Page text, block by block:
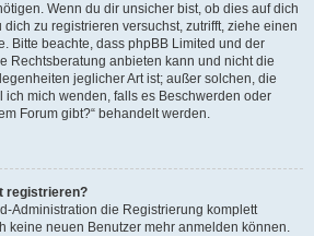
Wenn du dir unsicher bist, ob dies auf dich
zu registrieren versuchst, zutrifft, ziehe einen
Bitte beachte, dass phpBB Limited und der
Rechtsberatung anbieten kann und nicht die
jeglicher Art ist; außer solchen, die
ich mich wenden, falls es Beschwerden oder
Forum gibt?“ behandelt werden.
registrieren?
Administration die Registrierung komplett
keine neuen Benutzer mehr anmelden können.